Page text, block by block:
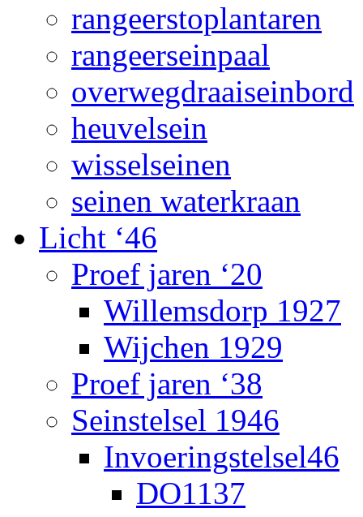
rangeerstoplantaren
rangeerseinpaal
overwegdraaiseinbord
heuvelsein
wisselseinen
seinen waterkraan
Licht ‘46
Proef jaren ‘20
Willemsdorp 1927
Wijchen 1929
Proef jaren ‘38
Seinstelsel 1946
Invoeringstelsel46
DO1137